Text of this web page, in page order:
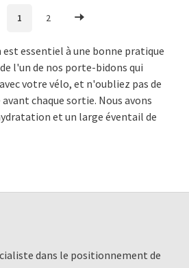
1 2
essentiel à une bonne pratique
l'un de nos porte-bidons qui
votre vélo, et n'oubliez pas de
chaque sortie. Nous avons
et un large éventail de
dans le positionnement de